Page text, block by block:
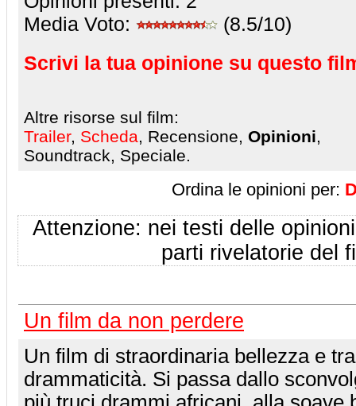
Media Voto:
(8.5/10)
Scrivi la tua opinione su questo
Altre risorse sul film:
Trailer, Scheda, Recensione, Opinioni,
Soundtrack, Speciale.
Ordina le opinioni per:
Attenzione: nei testi delle
parti rivelatorie del
Un film da non perdere
Un film di straordinaria bellezza e
drammaticità. Si passa dallo